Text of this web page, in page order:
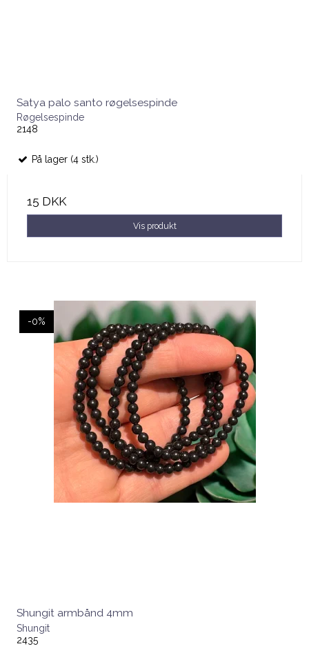
Satya palo santo røgelsespinde
Røgelsespinde
2148
På lager (4 stk.)
15 DKK
Vis produkt
-0%
Shungit armbånd 4mm
Shungit
2435